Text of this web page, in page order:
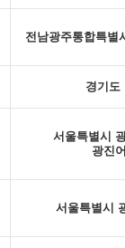
전남광주통합특별
경기도
서울특별시
광진
서울특별시